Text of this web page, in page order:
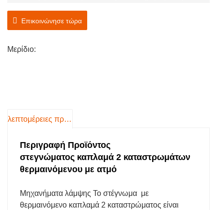
ολοκληρώνεται μόλις ολοκληρωθεί.
Επικοινώνησε τώρα
Μερίδιο:
λεπτομέρειες προιόντος
Περιγραφή Προϊόντος
στεγνώματος καπλαμά 2 καταστρωμάτων
θερμαινόμενου με ατμό
Μηχανήματα λάμψης Το στέγνωμα με
θερμαινόμενο καπλαμά 2 καταστρώματος είναι